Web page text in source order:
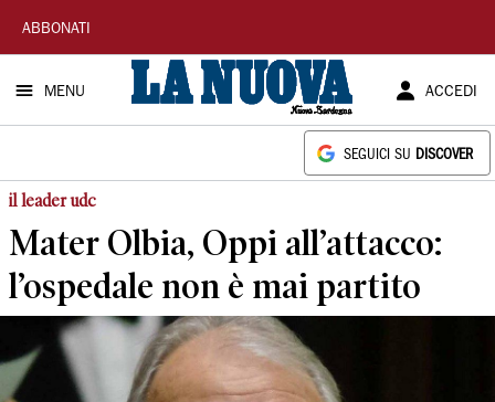
La
Nuova
Sardegna
ABBONATI
MENU ACCEDI
SEGUICI SU DISCOVER
il leader udc
Mater Olbia, Oppi all’attacco:
l’ospedale non è mai partito